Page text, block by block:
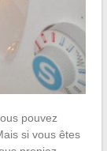
pouvez
si vous êtes